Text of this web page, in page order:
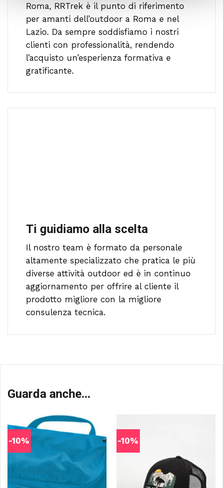
Roma, RRTrek è il punto di riferimento
per amanti dell’outdoor a Roma e nel
Lazio. Da sempre soddisfiamo i nostri
clienti con professionalità, rendendo
l’acquisto un’esperienza formativa e
gratificante.
Ti guidiamo alla scelta
Il nostro team è formato da personale
altamente specializzato che pratica le più
diverse attività outdoor ed è in continuo
aggiornamento per offrire al cliente il
prodotto migliore con la migliore
consulenza tecnica.
Guarda anche...
-10% -10%